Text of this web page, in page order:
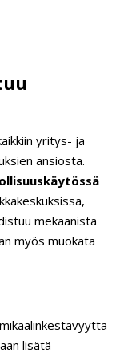
yritys- ja
ansiosta.
mekaanista
myös muokata
lisätä